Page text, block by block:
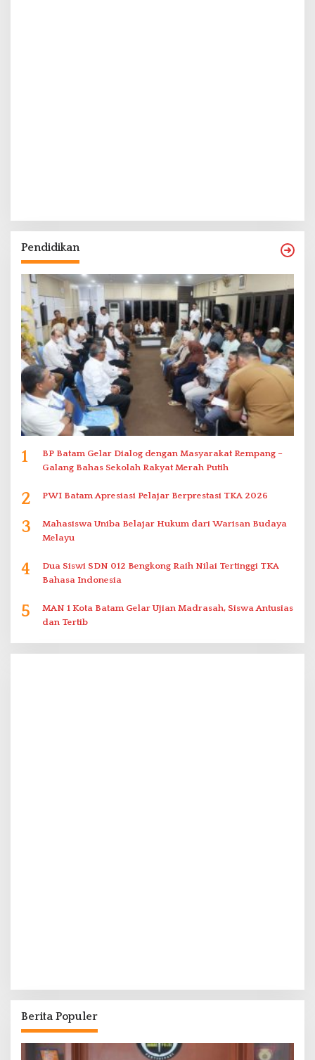
Pendidikan
1
BP Batam Gelar Dialog dengan Masyarakat Rempang –
Galang Bahas Sekolah Rakyat Merah Putih
2 PWI Batam Apresiasi Pelajar Berprestasi TKA 2026
3
Mahasiswa Uniba Belajar Hukum dari Warisan Budaya
Melayu
4
Dua Siswi SDN 012 Bengkong Raih Nilai Tertinggi TKA
Bahasa Indonesia
5
MAN 1 Kota Batam Gelar Ujian Madrasah, Siswa Antusias
dan Tertib
Berita Populer